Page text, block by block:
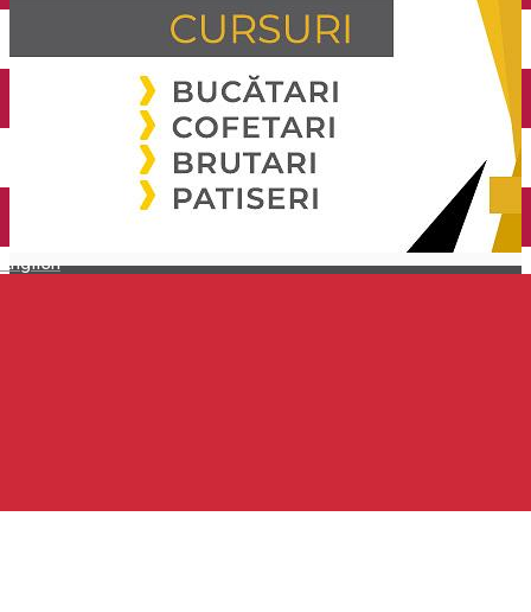
English
Închirieri auto
Închirieri de biciclete